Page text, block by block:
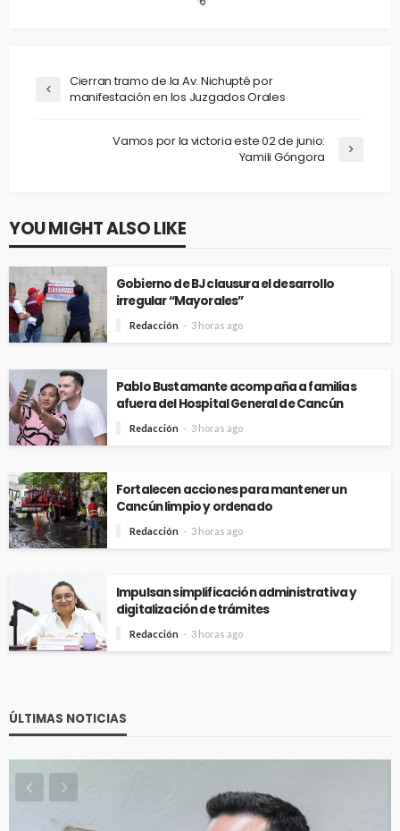
Cierran tramo de la Av. Nichupté por
manifestación en los Juzgados Orales
Vamos por la victoria este 02 de junio:
Yamili Góngora
YOU MIGHT ALSO LIKE
Gobierno de BJ clausura el desarrollo
irregular “Mayorales”
Redacción 3 horas ago
Pablo Bustamante acompaña a familias
afuera del Hospital General de Cancún
Redacción 3 horas ago
Fortalecen acciones para mantener un
Cancún limpio y ordenado
Redacción 3 horas ago
Impulsan simplificación administrativa y
digitalización de trámites
Redacción 3 horas ago
ÚLTIMAS NOTICIAS